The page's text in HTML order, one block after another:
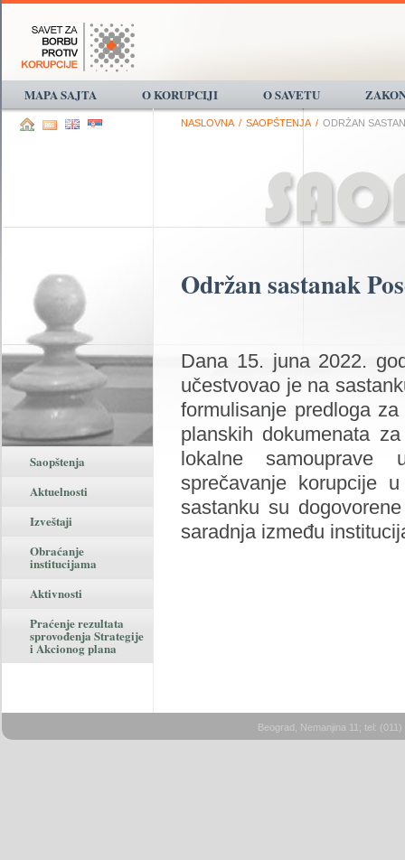
MAPA SAJTA O KORUPCIJI O SAVETU
Saopštenja
Aktuelnosti
Izveštaji
Obraćanje
institucijama
Aktivnosti
Praćenje rezultata
sprovođenja Strategije
i Akcionog plana
NASLOVNA / SAOPŠTENJA / ODRŽAN
Održan sastanak
Dana 15. juna 2022.
učestvovao je na
formulisanje predloga
planskih dokumenata
lokalne
sprečavanje korupcije
sastanku su
saradnja između
Beograd, Nemanjina 11; tel: